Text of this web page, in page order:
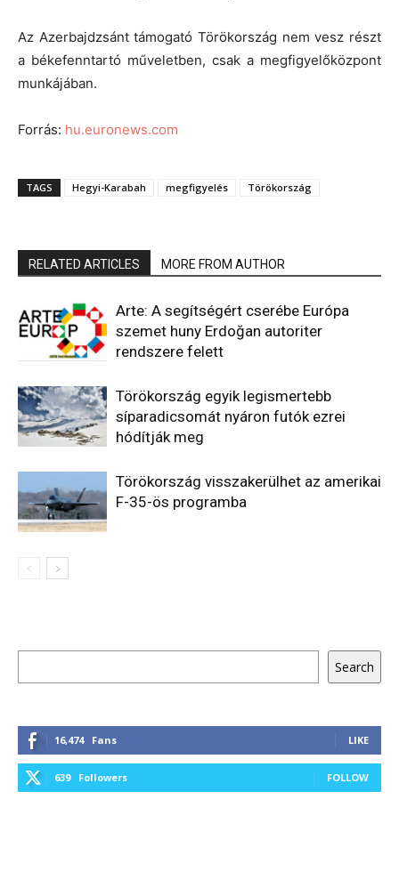
Az Azerbajdzsánt támogató Törökország nem vesz részt
a békefenntartó műveletben, csak a megfigyelőközpont
munkájában.
Forrás: hu.euronews.com
TAGS Hegyi-Karabah megfigyelés Törökország
RELATED ARTICLES MORE FROM AUTHOR
Arte: A segítségért cserébe Európa
szemet huny Erdoğan autoriter
rendszere felett
Törökország egyik legismertebb
síparadicsomát nyáron futók ezrei
hódítják meg
Törökország visszakerülhet az amerikai
F-35-ös programba
Search
16,474 Fans LIKE
639 Followers FOLLOW